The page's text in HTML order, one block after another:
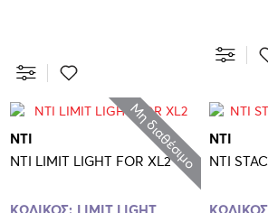
Μη διαθέσιμο
NTI
NTI LIMIT LIGHT FOR XL2
ΚΩΔΙΚΟΣ: LIMIT LIGHT
NTI
NTI